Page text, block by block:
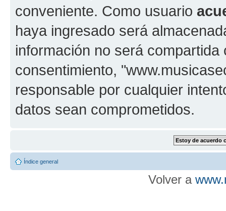
conveniente. Como usuario
haya ingresado será
información no será
consentimiento,
responsable por cualquier
datos sean comprometidos.
Índice general
Volver a